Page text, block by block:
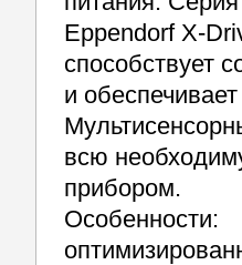
Eppendorf X-
способствует
и
всю
прибором.
Особенности: